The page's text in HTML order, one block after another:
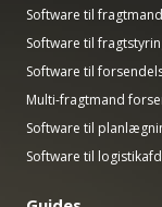
Software til
Software til
Software til
Multi-fragtmand
Software til
Software til